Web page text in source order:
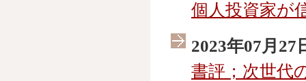
個人投資家が
2023年07月27
書評；次世代